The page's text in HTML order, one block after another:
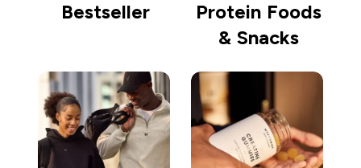
Bestseller
Protein Foods
& Snacks